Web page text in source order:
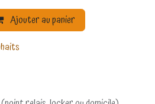
Ajouter au panier